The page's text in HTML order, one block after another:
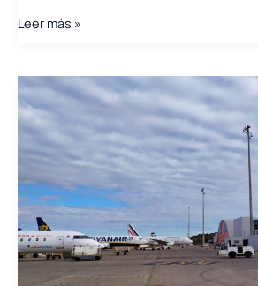
SMART
PV.
Inteligencia
artificial,
teledetección
drones
para
soluciones
Agrovoltaicas
Leer más »